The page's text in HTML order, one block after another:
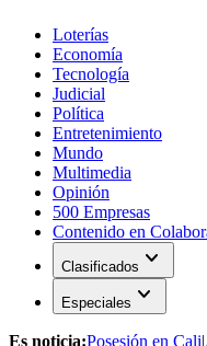
Loterías
Economía
Tecnología
Judicial
Política
Entretenimiento
Mundo
Multimedia
Opinión
500 Empresas
Contenido en
Clasificados expand_more
Especiales expand_more
Es noticia:Posesión en Cali|